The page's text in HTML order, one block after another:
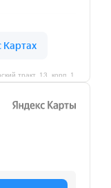
тракт, 13, корп. 1